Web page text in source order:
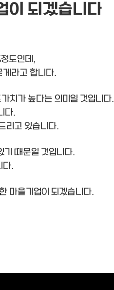
이 되겠습니다
도인데,
라고 합니다.
치가 높다는 의미일 것입니다.
다.
리고 있습니다.
기 때문일 것입니다.
다.
마을기업이 되겠습니다.